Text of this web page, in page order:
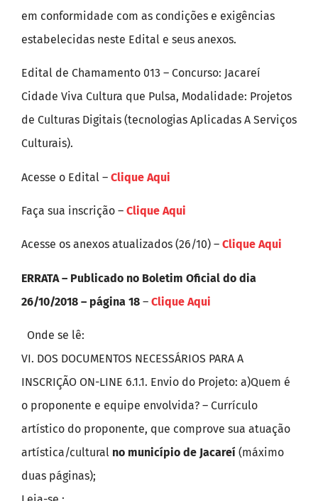
em conformidade com as condições e exigências
estabelecidas neste Edital e seus anexos.
Edital de Chamamento 013 – Concurso: Jacareí
Cidade Viva Cultura que Pulsa, Modalidade: Projetos
de Culturas Digitais (tecnologias Aplicadas A Serviços
Culturais).
Acesse o Edital – Clique Aqui
Faça sua inscrição – Clique Aqui
Acesse os anexos atualizados (26/10) – Clique Aqui
ERRATA – Publicado no Boletim Oficial do dia
26/10/2018 – página 18 – Clique Aqui
Onde se lê:
VI. DOS DOCUMENTOS NECESSÁRIOS PARA A
INSCRIÇÃO ON-LINE 6.1.1. Envio do Projeto: a)Quem é
o proponente e equipe envolvida? – Currículo
artístico do proponente, que comprove sua atuação
artística/cultural no município de Jacareí (máximo
duas páginas);